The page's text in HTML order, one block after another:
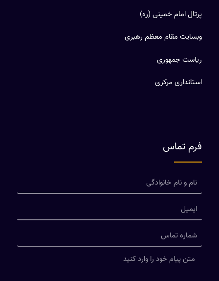
پرتال امام خمینی (ره)
وبسایت مقام معظم رهبری
ریاست جمهوری
استانداری مرکزی
فرم تماس